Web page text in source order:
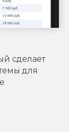
сделает
для